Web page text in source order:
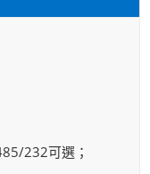
232可選；